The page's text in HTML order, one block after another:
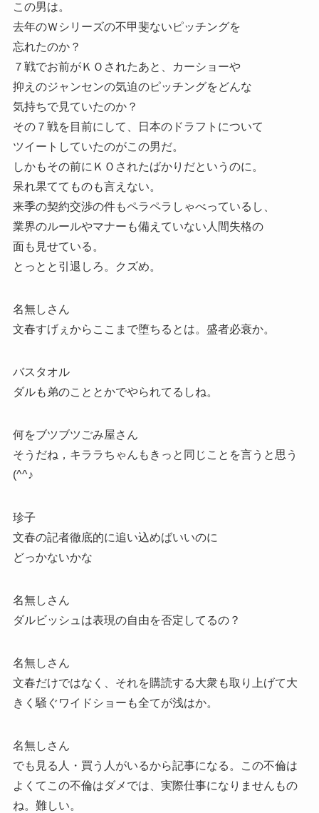
この男は。
去年のＷシリーズの不甲斐ないピッチングを
忘れたのか？
７戦でお前がＫＯされたあと、カーショーや
抑えのジャンセンの気迫のピッチングをどんな
気持ちで見ていたのか？
その７戦を目前にして、日本のドラフトについて
ツイートしていたのがこの男だ。
しかもその前にＫＯされたばかりだというのに。
呆れ果ててものも言えない。
来季の契約交渉の件もペラペラしゃべっているし、
業界のルールやマナーも備えていない人間失格の
面も見せている。
とっとと引退しろ。クズめ。
名無しさん
文春すげぇからここまで堕ちるとは。盛者必衰か。
バスタオル
ダルも弟のこととかでやられてるしね。
何をブツブツごみ屋さん
そうだね，キララちゃんもきっと同じことを言うと思う
(^^♪
珍子
文春の記者徹底的に追い込めばいいのに
どっかないかな
名無しさん
ダルビッシュは表現の自由を否定してるの？
名無しさん
文春だけではなく、それを購読する大衆も取り上げて大
きく騒ぐワイドショーも全てが浅はか。
名無しさん
でも見る人・買う人がいるから記事になる。この不倫は
よくてこの不倫はダメでは、実際仕事になりませんもの
ね。難しい。